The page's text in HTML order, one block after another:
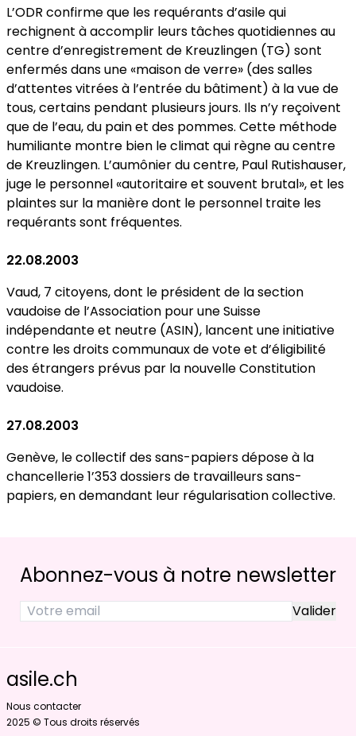
L’ODR confirme que les requérants d’asile qui
rechignent à accomplir leurs tâches quotidiennes au
centre d’enregistrement de Kreuzlingen (TG) sont
enfermés dans une «maison de verre» (des salles
d’attentes vitrées à l’entrée du bâtiment) à la vue de
tous, certains pendant plusieurs jours. Ils n’y reçoivent
que de l’eau, du pain et des pommes. Cette méthode
humiliante montre bien le climat qui règne au centre
de Kreuzlingen. L’aumônier du centre, Paul Rutishauser,
juge le personnel «autoritaire et souvent brutal», et les
plaintes sur la manière dont le personnel traite les
requérants sont fréquentes.
22.08.2003
Vaud, 7 citoyens, dont le président de la section
vaudoise de l’Association pour une Suisse
indépendante et neutre (ASIN), lancent une initiative
contre les droits communaux de vote et d’éligibilité
des étrangers prévus par la nouvelle Constitution
vaudoise.
27.08.2003
Genève, le collectif des sans-papiers dépose à la
chancellerie 1’353 dossiers de travailleurs sans-
papiers, en demandant leur régularisation collective.
Abonnez-vous à notre newsletter
asile.ch
Nous contacter
2025 © Tous droits réservés